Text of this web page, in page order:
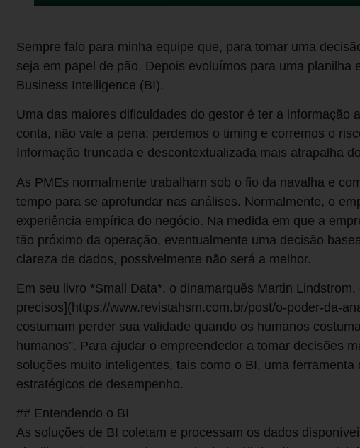
Sempre falo para minha equipe que, para tomar uma
seja em papel de pão. Depois evoluímos para uma planilha
Business Intelligence (BI).
Uma das maiores dificuldades do gestor é ter a informação
conta, não vale a pena: perdemos o timing e corremos o
Informação truncada e descontextualizada mais atrapalha
As PMEs normalmente trabalham sob o fio da navalha e
tempo para se aprofundar nas análises. Normalmente, o
experiência empírica do negócio. Na medida em que a
tão próximo da operação, eventualmente uma decisão
clareza de dados, possivelmente não será a melhor.
Em seu livro *Small Data*, o dinamarquês Martin
precisos](https://www.revistahsm.com.br/post/o-poder-da-
costumam perder sua validade quando os humanos
humanos”. Para ajudar o empreendedor a tomar decisões
soluções muito inteligentes, tais como o BI, uma
estratégicos de desempenho.
## Entendendo o BI
As soluções de BI coletam e processam os dados